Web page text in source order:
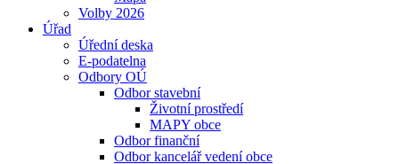
Volby 2026
Úřad
Úřední deska
E-podatelna
Odbory OÚ
Odbor stavební
Životní prostředí
MAPY obce
Odbor finanční
Odbor kancelář vedení obce